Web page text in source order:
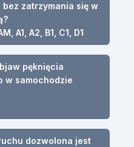
zatrzymania się w
A1, A2, B1, C1, D1
pęknięcia
w samochodzie
dozwolona jest